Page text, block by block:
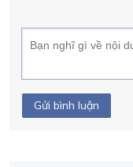
Gửi bình luận